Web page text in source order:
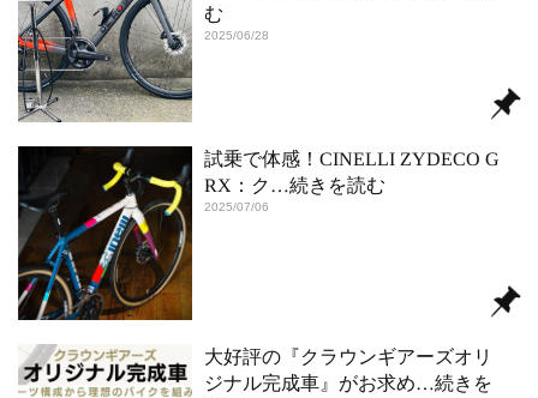
む
2025/06/28
試乗で体感！CINELLI ZYDECO G
RX：ク …続きを読む
2025/07/06
大好評の『クラウンギアーズオリ
ジナル完成車』がお求め…続きを